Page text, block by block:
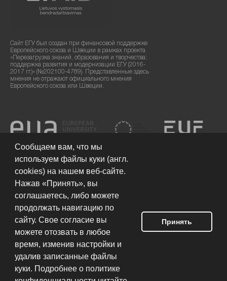
Сайт ЕГУ был создан при финансовой поддержке
Европейского союза и Швеции в рамках проекта
«Перезагрузка знаний, образования и творчества:
поддержка развития и модернизации ЕГУ (2016-
2017 гг.)» (№202100-4789). Представленные здесь
мнения не отражают официального мнения
Европейского союза или Швеции.
Условия использования сайта © 2026 Европейский гуманитарный
Разработка сайта:
Сообщаем вам, что мы
используем файлы куки (англ.
cookies) на нашем веб-сайте.
Нажав «Принять», вы
соглашаетесь, либо можете
продолжать навигацию по
сайту. Свое согласие вы
можете отозвать в любое
время, изменив настройки и
удалив записанные файлы
куки. Подробнее о политике
Принять